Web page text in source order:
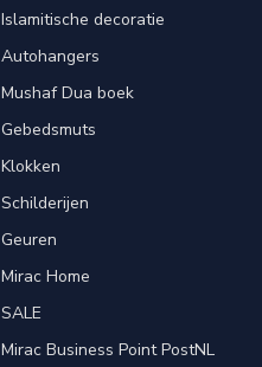
Islamitische decoratie
Autohangers
Mushaf Dua boek
Gebedsmuts
Klokken
Schilderijen
Geuren
Mirac Home
SALE
Mirac Business Point PostNL